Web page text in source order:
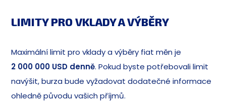
LIMITY PRO VKLADY A VÝBĚRY
Maximální limit pro vklady a výběry fiat měn je
2 000 000 USD denně. Pokud byste potřebovali limit
navýšit, burza bude vyžadovat dodatečné informace
ohledně původu vašich příjmů.